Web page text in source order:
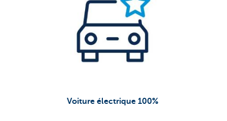
Voiture électrique 100%